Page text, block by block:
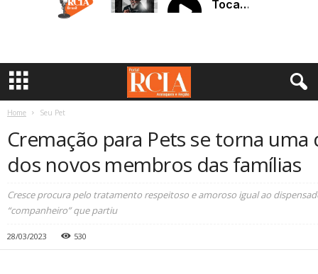
a
Home Seu Pet
Cremação para Pets se torna
dos novos membros das famílias
Cresce procura pelo tratamento respeitoso e amoroso igual ao
“companheiro” que partiu
28/03/2023 530